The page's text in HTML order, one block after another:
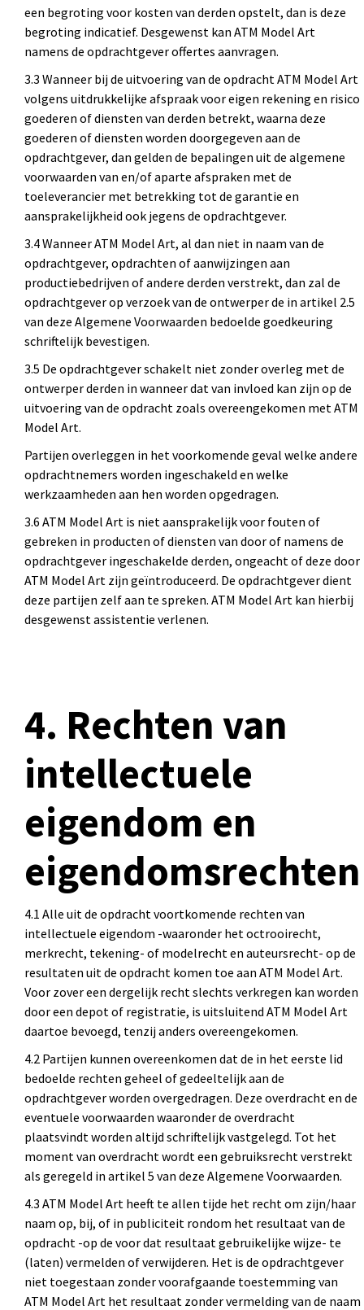
een begroting voor kosten van derden opstelt, dan is deze
begroting indicatief. Desgewenst kan ATM Model Art
namens de opdrachtgever offertes aanvragen.
3.3 Wanneer bij de uitvoering van de opdracht ATM Model Art
volgens uitdrukkelijke afspraak voor eigen rekening en risico
goederen of diensten van derden betrekt, waarna deze
goederen of diensten worden doorgegeven aan de
opdrachtgever, dan gelden de bepalingen uit de algemene
voorwaarden van en/of aparte afspraken met de
toeleverancier met betrekking tot de garantie en
aansprakelijkheid ook jegens de opdrachtgever.
3.4 Wanneer ATM Model Art, al dan niet in naam van de
opdrachtgever, opdrachten of aanwijzingen aan
productiebedrijven of andere derden verstrekt, dan zal de
opdrachtgever op verzoek van de ontwerper de in artikel 2.5
van deze Algemene Voorwaarden bedoelde goedkeuring
schriftelijk bevestigen.
3.5 De opdrachtgever schakelt niet zonder overleg met de
ontwerper derden in wanneer dat van invloed kan zijn op de
uitvoering van de opdracht zoals overeengekomen met ATM
Model Art.
Partijen overleggen in het voorkomende geval welke andere
opdrachtnemers worden ingeschakeld en welke
werkzaamheden aan hen worden opgedragen.
3.6 ATM Model Art is niet aansprakelijk voor fouten of
gebreken in producten of diensten van door of namens de
opdrachtgever ingeschakelde derden, ongeacht of deze door
ATM Model Art zijn geïntroduceerd. De opdrachtgever dient
deze partijen zelf aan te spreken. ATM Model Art kan hierbij
desgewenst assistentie verlenen.
4. Rechten van
intellectuele
eigendom en
eigendomsrechten
4.1 Alle uit de opdracht voortkomende rechten van
intellectuele eigendom -waaronder het octrooirecht,
merkrecht, tekening- of modelrecht en auteursrecht- op de
resultaten uit de opdracht komen toe aan ATM Model Art.
Voor zover een dergelijk recht slechts verkregen kan worden
door een depot of registratie, is uitsluitend ATM Model Art
daartoe bevoegd, tenzij anders overeengekomen.
4.2 Partijen kunnen overeenkomen dat de in het eerste lid
bedoelde rechten geheel of gedeeltelijk aan de
opdrachtgever worden overgedragen. Deze overdracht en de
eventuele voorwaarden waaronder de overdracht
plaatsvindt worden altijd schriftelijk vastgelegd. Tot het
moment van overdracht wordt een gebruiksrecht verstrekt
als geregeld in artikel 5 van deze Algemene Voorwaarden.
4.3 ATM Model Art heeft te allen tijde het recht om zijn/haar
naam op, bij, of in publiciteit rondom het resultaat van de
opdracht -op de voor dat resultaat gebruikelijke wijze- te
(laten) vermelden of verwijderen. Het is de opdrachtgever
niet toegestaan zonder voorafgaande toestemming van
ATM Model Art het resultaat zonder vermelding van de naam